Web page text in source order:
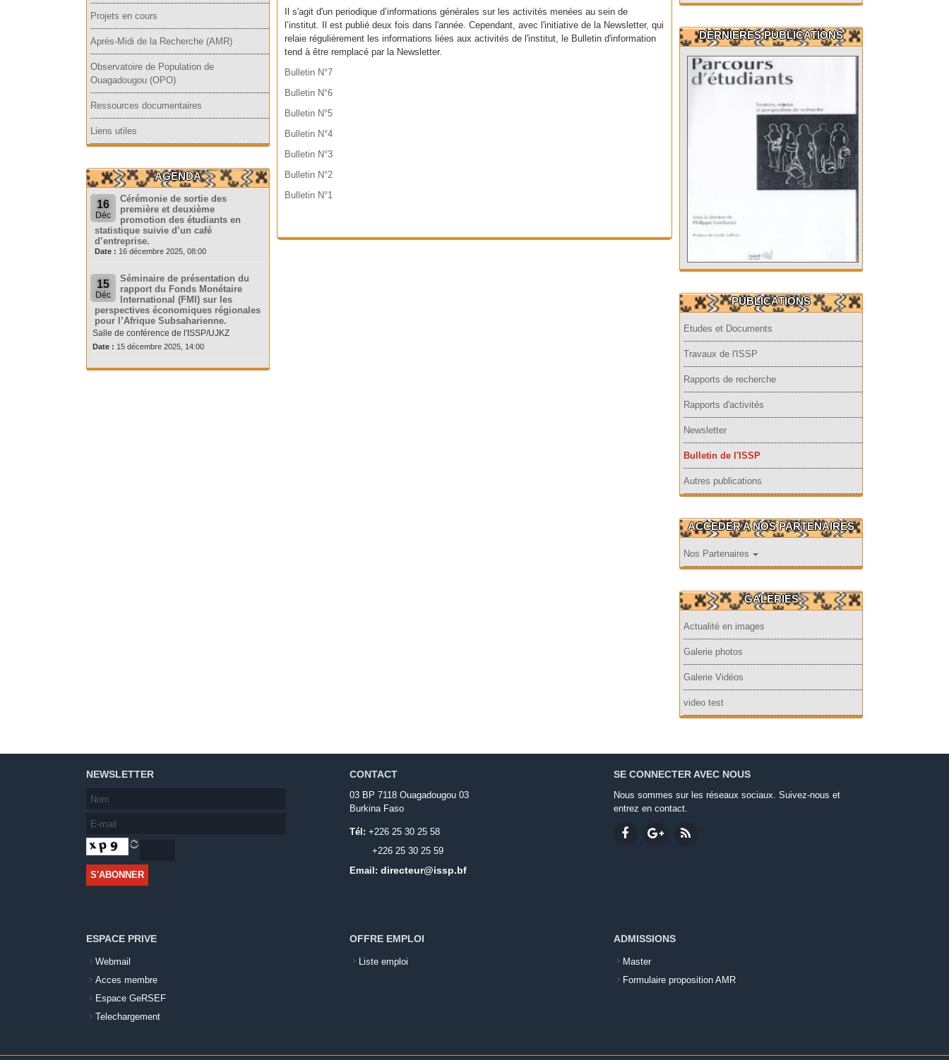
Il s'agit d'un periodique d’informations générales sur les activités menées au sein de
l’institut. Il est publié deux fois dans l'année. Cependant, avec l'initiative de la Newsletter, qui
relaie régulièrement les informations liées aux activités de l'institut, le Bulletin d'information
tend à être remplacé par la Newsletter.
Bulletin N°7
Bulletin N°6
Bulletin N°5
Bulletin N°4
Bulletin N°3
Bulletin N°2
Bulletin N°1
Projets en cours
Après-Midi de la Recherche (AMR)
Observatoire de Population de
Ouagadougou (OPO)
Ressources documentaires
Liens utiles
AGENDA
16
Déc
Cérémonie de sortie des
première et deuxième
promotion des étudiants en
statistique suivie d’un café
d’entreprise.
Date : 16 décembre 2025, 08:00
15
Déc
Séminaire de présentation du
rapport du Fonds Monétaire
International (FMI) sur les
perspectives économiques régionales
pour l’Afrique Subsaharienne.
Salle de conférence de l'ISSP/UJKZ
Date : 15 décembre 2025, 14:00
DERNIERES PUBLICATIONS
PUBLICATIONS
Etudes et Documents
Travaux de l'ISSP
Rapports de recherche
Rapports d'activités
Newsletter
Bulletin de l'ISSP
Autres publications
ACCEDER A NOS PARTENAIRES
Nos Partenaires
GALERIES
Actualité en images
Galerie photos
Galerie Vidéos
video test
NEWSLETTER CONTACT
03 BP 7118 Ouagadougou 03
Burkina Faso
Tél:+226 25 30 25 58
+226 25 30 25 59
Email:directeur@issp.bf
SE CONNECTER AVEC NOUS
Nous sommes sur les réseaux sociaux. Suivez-nous et
entrez en contact.
ESPACE PRIVE
Webmail
Acces membre
Espace GeRSEF
Telechargement
OFFRE EMPLOI
Liste emploi
ADMISSIONS
Master
Formulaire proposition AMR